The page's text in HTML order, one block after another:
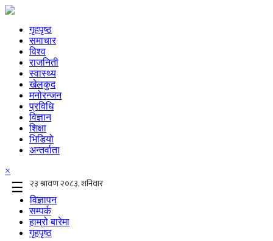
गृहपृष्ठ
समाचार
विश्व
राजनिती
स्वास्थ्य
खेलकुद
मनोरन्जन
प्रविधि
विज्ञान
शिक्षा
भिडियो
अन्तर्वाता
×
☰
विज्ञापन
सम्पर्क
हाम्रो बारेमा
गृहपृष्ठ